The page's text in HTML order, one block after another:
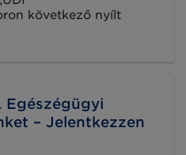
ipart is képviselik.
következő nyílt
Egészégügyi
– Jelentkezzen